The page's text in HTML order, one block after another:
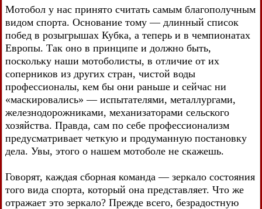
Мотобол у нас принято считать самым благополучным
видом спорта. Основание тому — длинный список
побед в розыгрышах Кубка, а теперь и в чемпионатах
Европы. Так оно в принципе и должно быть,
поскольку наши мотоболисты, в отличие от их
соперников из других стран, чистой воды
профессионалы, кем бы они раньше и сейчас ни
«маскировались» — испытателями, металлургами,
железнодорожниками, механизаторами сельского
хозяйства. Правда, сам по себе профессионализм
предусматривает четкую и продуманную постановку
дела. Увы, этого о нашем мотоболе не скажешь.
Говорят, каждая сборная команда — зеркало состояния
того вида спорта, который она представляет. Что же
отражает это зеркало? Прежде всего, безрадостную